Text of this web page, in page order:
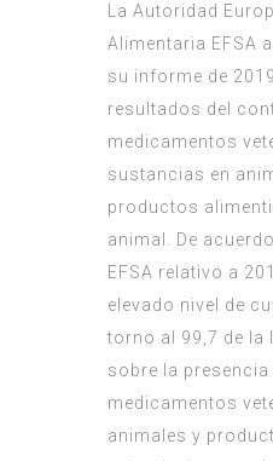
La Autoridad
Alimentaria EFSA
su informe de
resultados del
medicamentos
sustancias en
productos
animal. De
EFSA relativo a
elevado nivel de
torno al 99,7 de la
sobre la
medicamentos
animales y